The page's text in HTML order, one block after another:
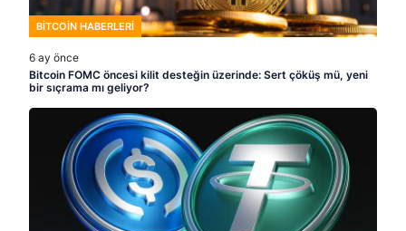
BITCOIN HABERLERI
6 ay önce
Bitcoin FOMC öncesi kilit desteğin üzerinde: Sert çöküş mü, yeni
bir sıçrama mı geliyor?